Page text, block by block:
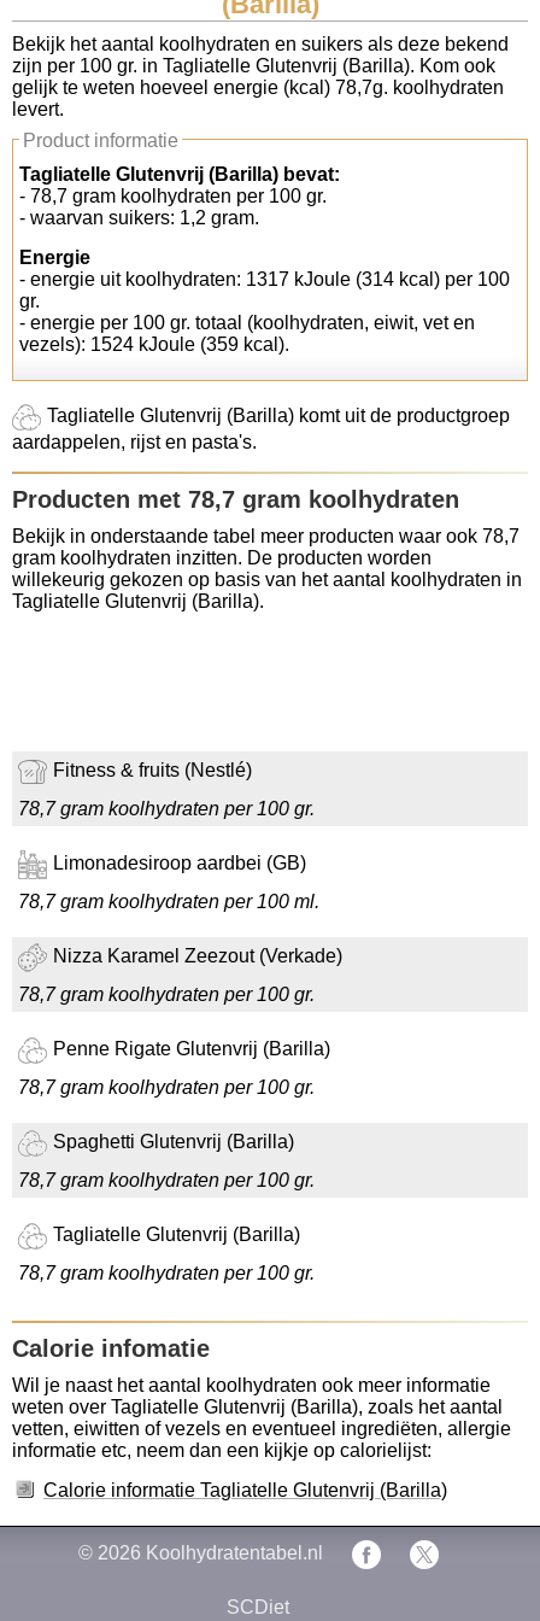
Koolhydraten tellen
Links
Bekijk het aantal koolhydraten en suikers als deze bekend
zijn per 100 gr. in Tagliatelle Glutenvrij (Barilla). Kom ook
gelijk te weten hoeveel energie (kcal) 78,7g. koolhydraten
levert.
Product informatie
Tagliatelle Glutenvrij (Barilla) bevat:
- 78,7 gram koolhydraten per 100 gr.
- waarvan suikers: 1,2 gram.
Energie
- energie uit koolhydraten: 1317 kJoule (314 kcal) per 100
gr.
- energie per 100 gr. totaal (koolhydraten, eiwit, vet en
vezels): 1524 kJoule (359 kcal).
Tagliatelle Glutenvrij (Barilla) komt uit de productgroep
aardappelen, rijst en pasta's.
Producten met 78,7 gram koolhydraten
Bekijk in onderstaande tabel meer producten waar ook 78,7
gram koolhydraten inzitten. De producten worden
willekeurig gekozen op basis van het aantal koolhydraten in
Tagliatelle Glutenvrij (Barilla).
Fitness & fruits (Nestlé)
78,7 gram koolhydraten per 100 gr.
Limonadesiroop aardbei (GB)
78,7 gram koolhydraten per 100 ml.
Nizza Karamel Zeezout (Verkade)
78,7 gram koolhydraten per 100 gr.
Penne Rigate Glutenvrij (Barilla)
78,7 gram koolhydraten per 100 gr.
Spaghetti Glutenvrij (Barilla)
78,7 gram koolhydraten per 100 gr.
Tagliatelle Glutenvrij (Barilla)
78,7 gram koolhydraten per 100 gr.
Calorie infomatie
Wil je naast het aantal koolhydraten ook meer informatie
weten over Tagliatelle Glutenvrij (Barilla), zoals het aantal
vetten, eiwitten of vezels en eventueel ingrediëten, allergie
informatie etc, neem dan een kijkje op calorielijst:
Calorie informatie Tagliatelle Glutenvrij (Barilla)
© 2026 Koolhydratentabel.nl
SCDiet